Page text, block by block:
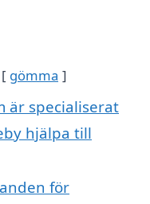
gömma
är specialiserat
hjälpa till
för